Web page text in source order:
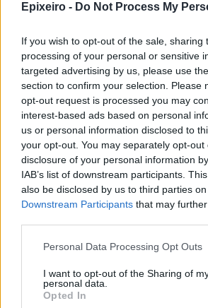
Epixeiro - Do Not Process My
If you wish to opt-out of the sale, sharing
processing of your personal or sensitive
targeted advertising by us, please use
section to confirm your selection. Please
opt-out request is processed you may
interest-based ads based on personal
us or personal information disclosed to
your opt-out. You may separately opt-
disclosure of your personal information
IAB’s list of downstream participants.
also be disclosed by us to third parties
Downstream Participants that may
Personal Data Processing Opt Outs
I want to opt-out of the Sharing of
personal data.
Opted In
Trade Estates:
τίμημα 49,35
07/08/26|16:53
Ατρόμητος και
ανανεώνουν τη
μέχρι το 2028
07/08/26|15:48
Βραβευμένα